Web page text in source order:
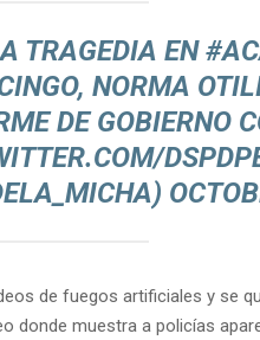
TRAGEDIA EN
, NORMA
DE GOBIERNO
de fuegos artificiales y se
donde muestra a policías